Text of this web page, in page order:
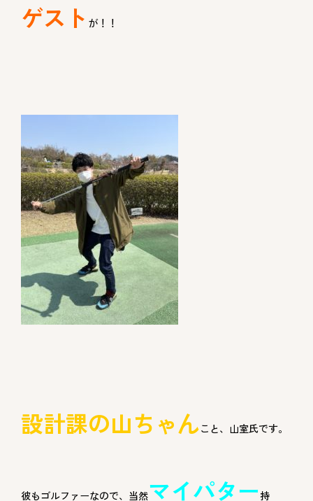
ゲスト が！！
設計課の山ちゃんこと、山室氏です。
彼もゴルファーなので、当然マイパター 持